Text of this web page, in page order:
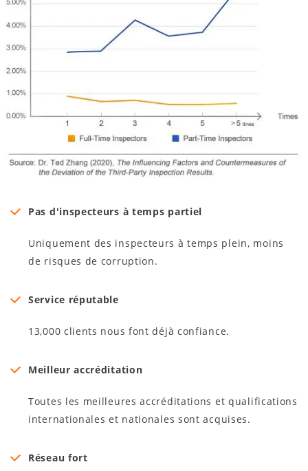
Pas d'inspecteurs à temps partiel
Uniquement des inspecteurs à temps plein, moins
de risques de corruption.
Service réputable
13,000 clients nous font déjà confiance.
Meilleur accréditation
Toutes les meilleures accréditations et qualifications
internationales et nationales sont acquises.
Réseau fort